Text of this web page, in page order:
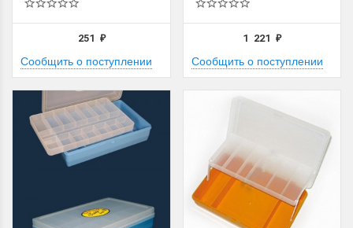
251 ₽
Сообщить о поступлении
1 221₽
Сообщить о поступлении